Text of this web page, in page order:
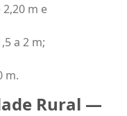
m e
a 2 m;
m.
Rural —